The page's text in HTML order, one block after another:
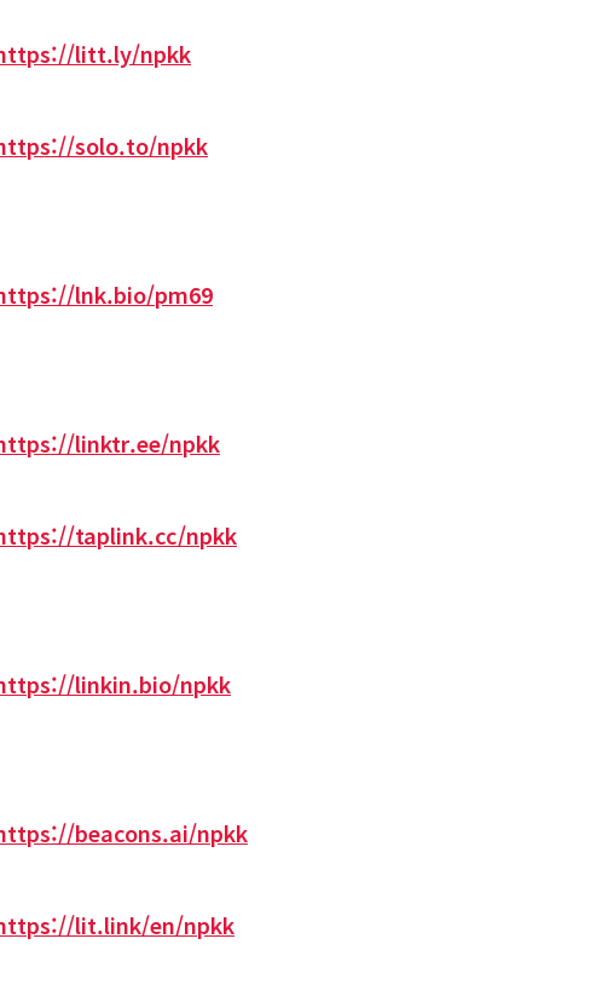
litt.ly/npkk
solo.to/npkk
lnk.bio/pm69
linktr.ee/npkk
taplink.cc/npkk
linkin.bio/npkk
beacons.ai/npkk
lit.link/en/npkk